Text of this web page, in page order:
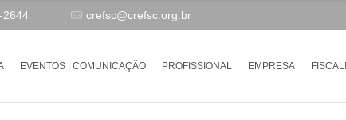
2644 crefsc@crefsc.org.br
EVENTOS | COMUNICAÇÃO PROFISSIONAL EMPRESA